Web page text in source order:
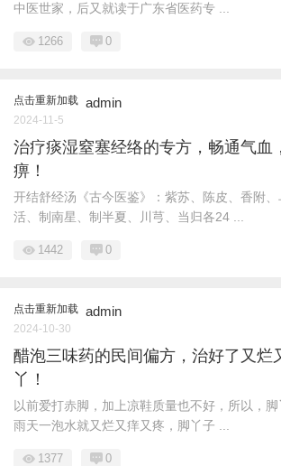
中医世家，后又就读于广东省医药专 ...
1266 0
点击重新加载 admin
2024-11-5
治疗痰湿窒塞经络的专方，畅通气血
痹！
开结舒经汤《古今医鉴》：紫苏、陈皮、香附
活、制南星、制半夏、川芎、当归各24 ...
1442 0
点击重新加载 admin
2024-10-30
醋泡三味药的民间偏方，治好了又烂
丫！
以前爱打赤脚，加上凉鞋质量也不好，所以，脚
雨天一泡水就又烂又痒又疼，脚丫子 ...
1377 0